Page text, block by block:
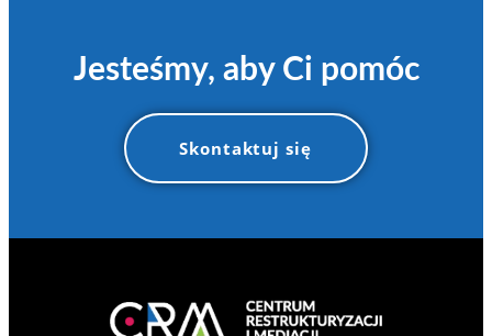
Jesteśmy, aby Ci pomóc
Skontaktuj się